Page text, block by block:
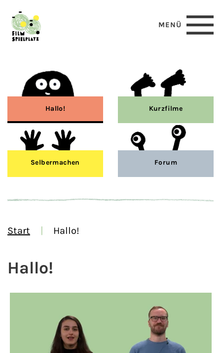
MENÜ
Hallo! Kurzfilme
Selbermachen Forum
Start Hallo!
Hallo!